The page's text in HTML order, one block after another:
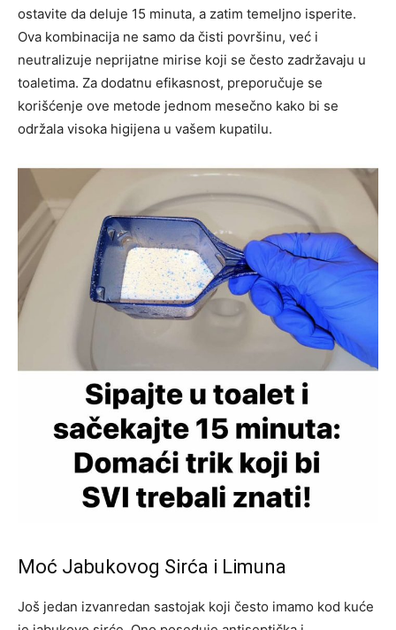
ostavite da deluje 15 minuta, a zatim temeljno isperite.
Ova kombinacija ne samo da čisti površinu, već i
neutralizuje neprijatne mirise koji se često zadržavaju u
toaletima. Za dodatnu efikasnost, preporučuje se
korišćenje ove metode jednom mesečno kako bi se
održala visoka higijena u vašem kupatilu.
Moć Jabukovog Sirća i Limuna
Još jedan izvanredan sastojak koji često imamo kod kuće